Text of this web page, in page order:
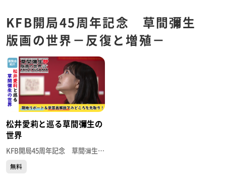
KFB開局45周年記念 草間彌生
版画の世界－反復と増殖－
松井愛莉と巡る草間彌生の
世界
KFB開局45周年記念 草間彌生 版画の世界－反復と増殖－
無料